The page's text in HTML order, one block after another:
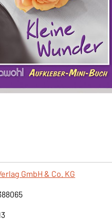
GmbH & Co. KG